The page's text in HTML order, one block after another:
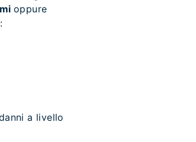
oppure
a livello